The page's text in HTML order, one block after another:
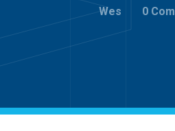
Wes
0